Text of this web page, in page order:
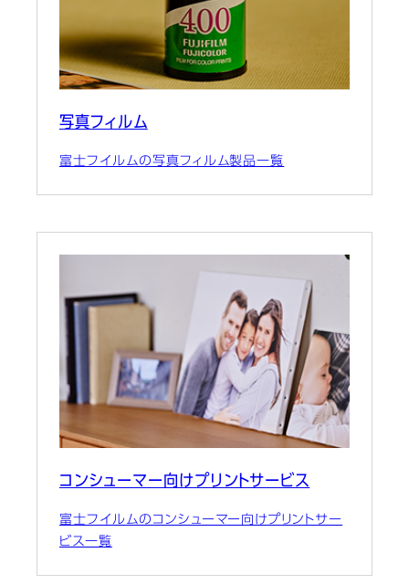
写真フィルム
富士フイルムの写真フィルム製品一覧
コンシューマー向けプリントサービス
富士フイルムのコンシューマー向けプリントサー
ビス一覧